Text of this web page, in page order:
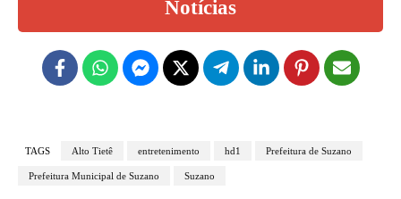
Notícias
TAGS Alto Tietê entretenimento hd1 Prefeitura de Suzano
Prefeitura Municipal de Suzano Suzano